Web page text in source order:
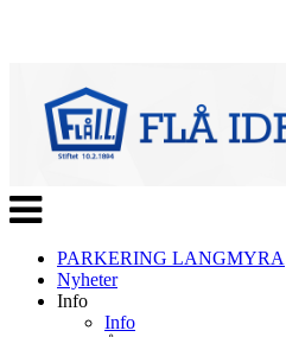
Veksle
navigasjon
PARKERING LANGMYRA
Nyheter
Info
Info